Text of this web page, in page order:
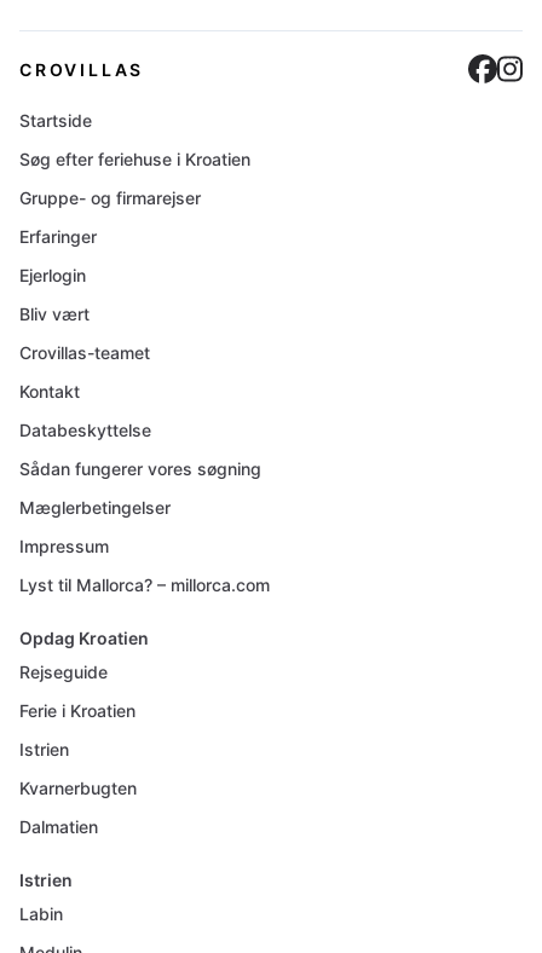
CROVILLAS
Startside
Søg efter feriehuse i Kroatien
Gruppe- og firmarejser
Erfaringer
Ejerlogin
Bliv vært
Crovillas-teamet
Kontakt
Databeskyttelse
Sådan fungerer vores søgning
Mæglerbetingelser
Impressum
Lyst til Mallorca? – millorca.com
Opdag Kroatien
Rejseguide
Ferie i Kroatien
Istrien
Kvarnerbugten
Dalmatien
Istrien
Labin